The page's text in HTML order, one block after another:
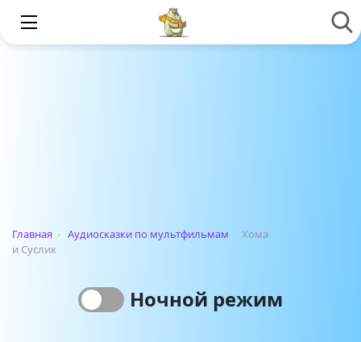
Главная › Аудиосказки по мультфильмам › Хома
и Суслик
Ночной режим